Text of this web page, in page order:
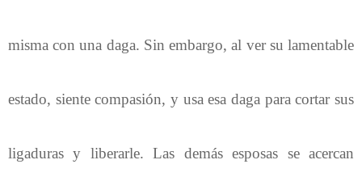
misma con una daga. Sin embargo, al ver su lamentable
estado, siente compasión, y usa esa daga para cortar sus
ligaduras y liberarle. Las demás esposas se acercan